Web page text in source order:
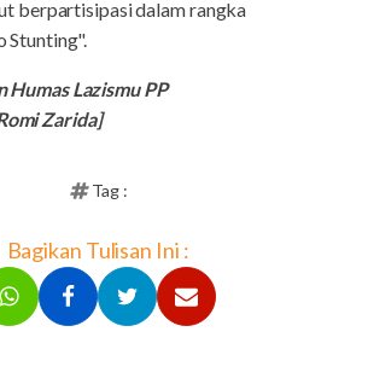
berpartisipasi dalam rangka
Stunting".
Humas Lazismu PP
Zarida]
Tag :
Bagikan Tulisan Ini :